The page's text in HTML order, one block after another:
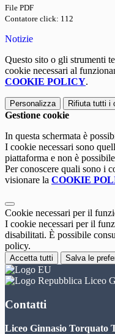
File PDF
Contatore click: 112
Notizie
Questo sito o gli strumenti
cookie necessari al
COOKIE POLICY.
Personalizza Rifiuta tutti i
Gestione cookie
In questa schermata è
I cookie necessari sono
piattaforma e non è
Per conoscere quali sono i
visionare la COOKIE
Cookie necessari per il
I cookie necessari per il
disabilitati. È possibile
policy.
Accetta tutti Salva le
Liceo
Contatti
Liceo Ginnasio Torquato